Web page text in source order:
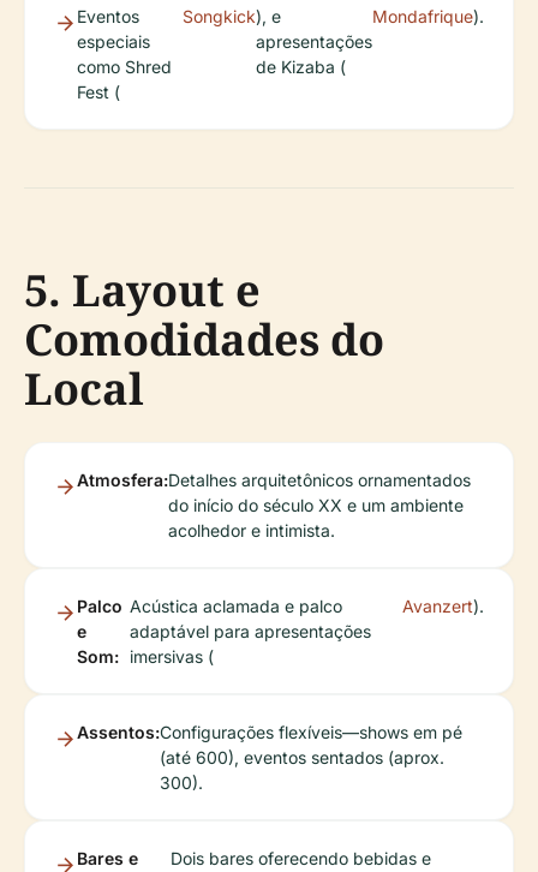
Eventos
especiais
como Shred
Fest (
Songkick), e
apresentações
de Kizaba (
Mondafrique).
5. Layout e
Comodidades do
Local
Atmosfera:Detalhes arquitetônicos ornamentados
do início do século XX e um ambiente
acolhedor e intimista.
Palco
e
Som:
Acústica aclamada e palco
adaptável para apresentações
imersivas (
Avanzert).
Assentos:Configurações flexíveis—shows em pé
(até 600), eventos sentados (aprox.
300).
Bares e
Dois bares oferecendo bebidas e